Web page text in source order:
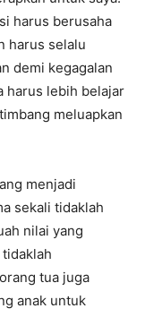
harus berusaha
harus selalu
demi kegagalan
harus lebih belajar
meluapkan
menjadi
sekali tidaklah
nilai yang
tua juga
anak untuk